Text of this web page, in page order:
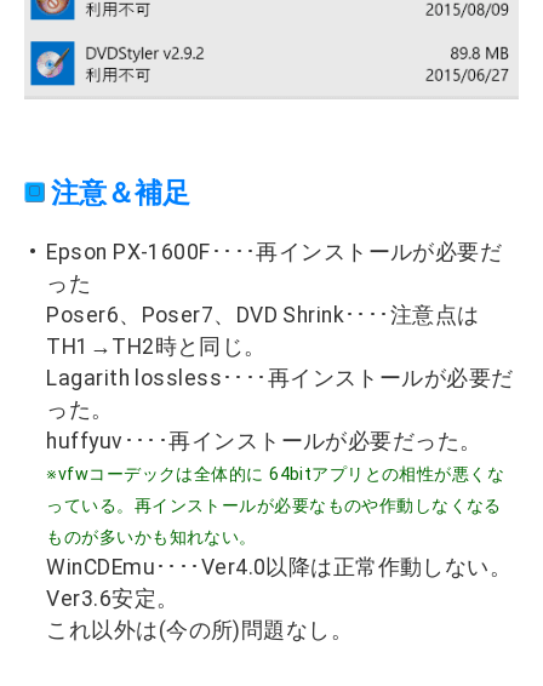
注意＆補足
Epson PX-1600F････再インストールが必要だ
った
Poser6、Poser7、DVD Shrink････注意点は
TH1→TH2時と同じ。
Lagarith lossless････再インストールが必要だ
った。
huffyuv････再インストールが必要だった。
※vfwコーデックは全体的に 64bitアプリとの相性が悪くな
っている。再インストールが必要なものや作動しなくなる
ものが多いかも知れない。
WinCDEmu････Ver4.0以降は正常作動しない。
Ver3.6安定。
これ以外は(今の所)問題なし。